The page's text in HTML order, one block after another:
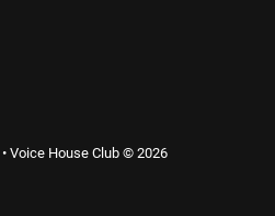
• Voice House Club © 2026